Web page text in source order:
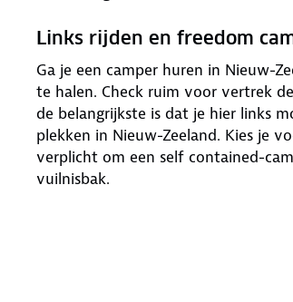
Links rijden en freedom
Ga je een camper huren in Nieuw-
te halen. Check ruim voor vertrek
de belangrijkste is dat je hier links
plekken in Nieuw-Zeeland. Kies je
verplicht om een self contained-
vuilnisbak.